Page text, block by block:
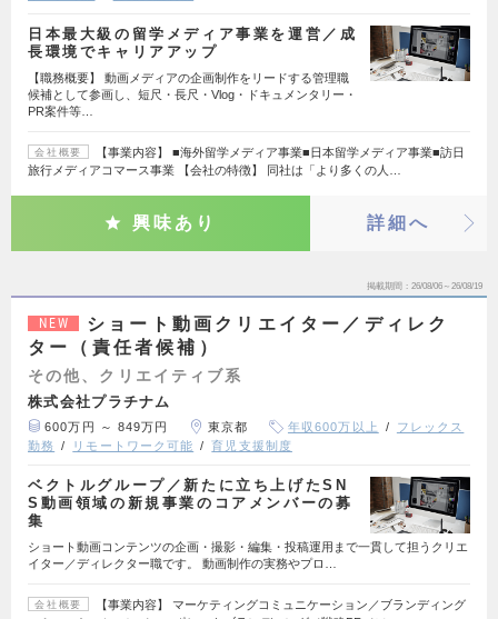
日本最大級の留学メディア事業を運営／成
長環境でキャリアアップ
【職務概要】 動画メディアの企画制作をリードする管理職
候補として参画し、短尺・長尺・Vlog・ドキュメンタリー・
PR案件等…
会社概要
【事業内容】 ■海外留学メディア事業■日本留学メディア事業■訪日
旅行メディアコマース事業 【会社の特徴】 同社は「より多くの人…
興味あり 詳細へ
掲載期間 26/08/06～26/08/19
NEW
ショート動画クリエイター／ディレク
ター（責任者候補）
その他、クリエイティブ系
株式会社プラチナム
600万円 ～ 849万円 東京都 年収600万以上
フレックス
勤務
リモートワーク可能 育児支援制度
ベクトルグループ／新たに立ち上げたSN
S動画領域の新規事業のコアメンバーの募
集
ショート動画コンテンツの企画・撮影・編集・投稿運用まで一貫して担うクリエ
イター／ディレクター職です。 動画制作の実務やプロ…
会社概要
【事業内容】 マーケティングコミュニケーション／ブランディング